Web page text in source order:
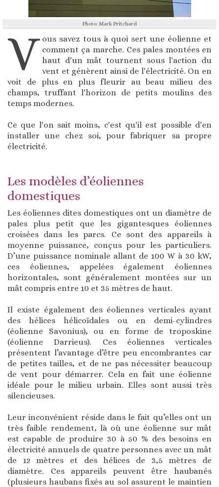
Photo: Mark Pritchard
V ous savez tous à quoi sert une éolienne et
comment ça marche. Ces pales montées en
haut d'un mât tournent sous l'action du
vent et génèrent ainsi de l'électricité. On en
voit de plus en plus fleurir au beau milieu des
champs, truffant l'horizon de petits moulins des
temps modernes.
Ce que l'on sait moins, c'est qu'il est possible d'en
installer une chez soi, pour fabriquer sa propre
électricité.
Les modèles d’éoliennes
domestiques
Les éoliennes dites domestiques ont un diamètre de
pales plus petit que les gigantesques éoliennes
croisées dans les parcs. Ce sont des appareils à
moyenne puissance, conçus pour les particuliers.
D’une puissance nominale allant de 100 W à 30 kW,
ces éoliennes, appelées également éoliennes
horizontales, sont généralement montées sur un
mât compris entre 10 et 35 mètres de haut.
Il existe également des éoliennes verticales ayant
des hélices hélicoïdales ou en demi-cylindres
(éolienne Savonius), ou en forme de troposkine
(éolienne Darrieus). Ces éoliennes verticales
présentent l’avantage d’être peu encombrantes car
de petites tailles, et de ne pas nécessiter beaucoup
de vent pour démarrer. Cela en fait une éolienne
idéale pour le milieu urbain. Elles sont aussi très
silencieuses.
Leur inconvénient réside dans le fait qu’elles ont un
très faible rendement, là où une éolienne sur mât
est capable de produire 30 à 50 % des besoins en
électricité annuels de quatre personnes avec un mât
de 12 mètres et des hélices de 3,5 mètres de
diamètre. Ces appareils peuvent être haubanés
(plusieurs haubans fixés au sol assurent le maintien